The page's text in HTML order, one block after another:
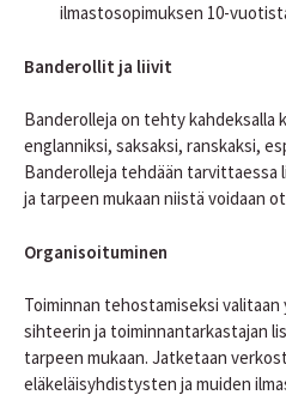
ilmastosopimuksen 10-
Banderollit ja liivit
Banderolleja on tehty kahdeksalla
englanniksi, saksaksi, ranskaksi,
Banderolleja tehdään tarvittaessa
ja tarpeen mukaan niistä voidaan
Organisoituminen
Toiminnan tehostamiseksi
sihteerin ja toiminnantarkastajan
tarpeen mukaan. Jatketaan
eläkeläisyhdistysten ja muiden